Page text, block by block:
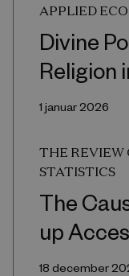
APPLIED
Divine
Religion
1 januar 2026
THE REVIEW
STATISTICS
The
up
18 december